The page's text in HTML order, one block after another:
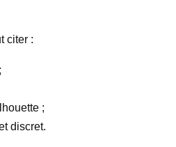
citer :
;
discret.